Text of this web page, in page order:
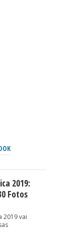
2019:
Fotos
2019 vai